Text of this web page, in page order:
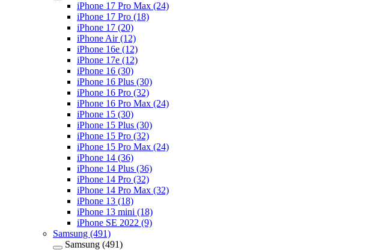
iPhone 17 Pro Max (24)
iPhone 17 Pro (18)
iPhone 17 (20)
iPhone Air (12)
iPhone 16e (12)
iPhone 17e (12)
iPhone 16 (30)
iPhone 16 Plus (30)
iPhone 16 Pro (32)
iPhone 16 Pro Max (24)
iPhone 15 (30)
iPhone 15 Plus (30)
iPhone 15 Pro (32)
iPhone 15 Pro Max (24)
iPhone 14 (36)
iPhone 14 Plus (36)
iPhone 14 Pro (32)
iPhone 14 Pro Max (32)
iPhone 13 (18)
iPhone 13 mini (18)
iPhone SE 2022 (9)
Samsung (491)
Samsung (491)